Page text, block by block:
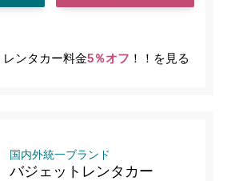
レンタカー料金5％オフ ！！を見る
国内外統一ブランド
バジェットレンタカー